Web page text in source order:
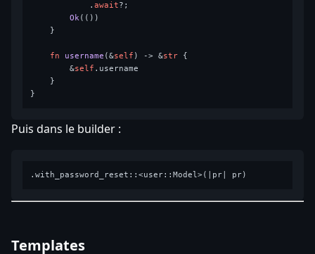
            .
await?;
Ok(())
    }
fn username (&self ) -> &str {
        &
self .username
    }
Puis dans le builder :
Templates